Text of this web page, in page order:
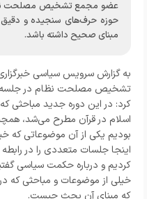
عضو مجمع تشخیص مصلحت
حوزه حرف‌های سنجیده و
مبنای صحیح داشته باشد.
به گزارش سرویس سیاسی
تشخیص مصلحت نظام در جلسه
کرد:‌ در این دوره جدید
اسلام در قرآن مطرح می‌شد،
بودیم یکی از آن موضوعاتی که
اینجا جلسات متعددی را در
کردیم و درباره حکمت سیاسی
خیلی از موضوعات و مباحثی که
که مبنای آن بحث چیست.